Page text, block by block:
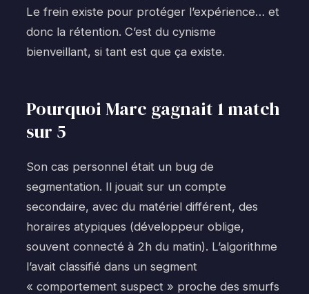
Le frein existe pour protéger l’expérience… et
donc la rétention. C’est du cynisme
bienveillant, si tant est que ça existe.
Pourquoi Marc gagnait 1 match
sur 5
Son cas personnel était un bug de
segmentation. Il jouait sur un compte
secondaire, avec du matériel différent, des
horaires atypiques (développeur oblige,
souvent connecté à 2h du matin). L’algorithme
l’avait classifié dans un segment
« comportement suspect » proche des smurfs